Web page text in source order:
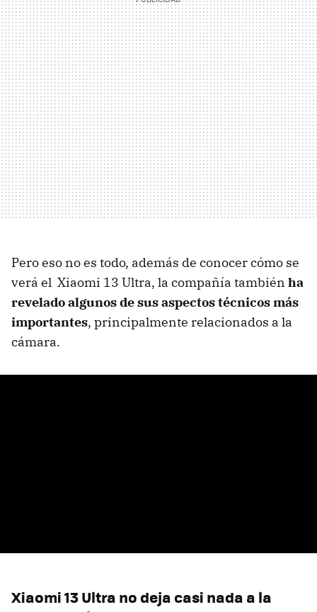
Pero eso no es todo, además de conocer cómo se
verá el Xiaomi 13 Ultra, la compañía también ha
revelado algunos de sus aspectos técnicos más
importantes, principalmente relacionados a la
cámara.
Xiaomi 13 Ultra no deja casi nada a la